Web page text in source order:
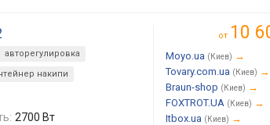
авторегулировка
накипи
2700 Вт
от 10
Moyo.ua (Киев) →
Tovary.com.ua (Киев) →
Braun-shop (Киев) →
FOXTROT.UA (Киев) →
Itbox.ua (Киев) →